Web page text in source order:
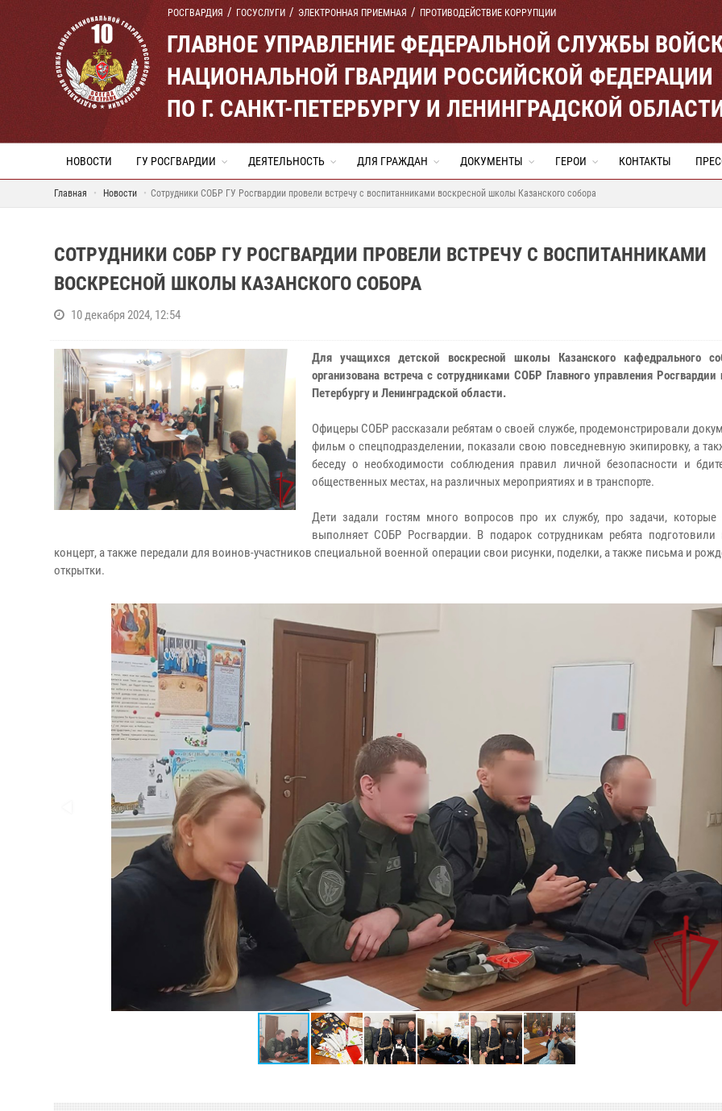
РОСГВАРДИЯ ГОСУСЛУГИ ЭЛЕКТРОННАЯ ПРИЕМНАЯ ПРОТИВОДЕЙСТВИЕ КОРРУПЦИИ
ГЛАВНОЕ УПРАВЛЕНИЕ ФЕДЕРАЛЬНОЙ СЛУЖБЫ
НАЦИОНАЛЬНОЙ ГВАРДИИ РОССИЙСКОЙ ФЕДЕРАЦИИ
ПО Г. САНКТ-ПЕТЕРБУРГУ И ЛЕНИНГРАДСКОЙ
НОВОСТИ ГУ РОСГВАРДИИ ДЕЯТЕЛЬНОСТЬ ДЛЯ ГРАЖДАН ДОКУМЕНТЫ ГЕРОИ КОНТАКТЫ
Главная Новости Сотрудники СОБР ГУ Росгвардии провели встречу с воспитанниками воскресной школы Казанского собора
СОТРУДНИКИ СОБР ГУ РОСГВАРДИИ ПРОВЕЛИ ВСТРЕЧУ С ВОСПИТАННИКАМИ
ВОСКРЕСНОЙ ШКОЛЫ КАЗАНСКОГО СОБОРА
10 декабря 2024, 12:54
Для учащихся детской воскресной школы Казанского кафедрального
организована встреча с сотрудниками СОБР Главного управления
Петербургу и Ленинградской области.
Офицеры СОБР рассказали ребятам о своей службе, продемонстрировали
фильм о спецподразделении, показали свою повседневную экипировку, а
беседу о необходимости соблюдения правил личной безопасности и
общественных местах, на различных мероприятиях и в транспорте.
Дети задали гостям много вопросов про их службу, про задачи, которые
выполняет СОБР Росгвардии. В подарок сотрудникам ребята подготовили
концерт, а также передали для воинов-участников специальной военной операции свои рисунки, поделки, а также письма и
открытки.​​​​​​​